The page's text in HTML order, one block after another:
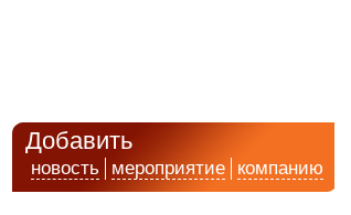
Добавить
новость мероприятие компанию